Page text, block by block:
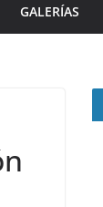
GALERÍAS